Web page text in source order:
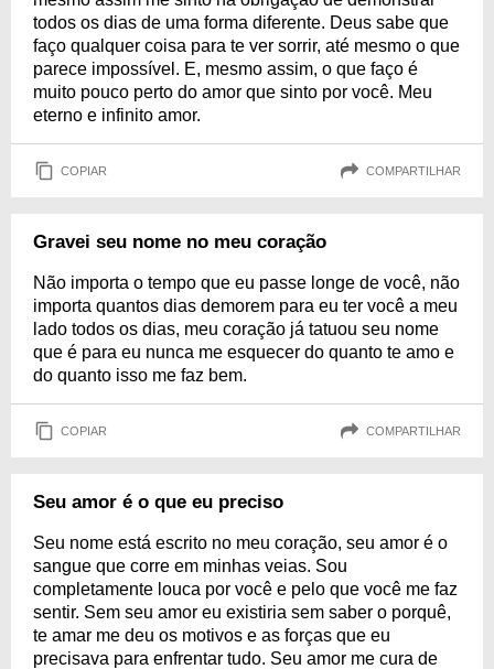
todos os dias de uma forma diferente. Deus sabe que
faço qualquer coisa para te ver sorrir, até mesmo o que
parece impossível. E, mesmo assim, o que faço é
muito pouco perto do amor que sinto por você. Meu
eterno e infinito amor.
COPIAR COMPARTILHAR
Gravei seu nome no meu coração
Não importa o tempo que eu passe longe de você, não
importa quantos dias demorem para eu ter você a meu
lado todos os dias, meu coração já tatuou seu nome
que é para eu nunca me esquecer do quanto te amo e
do quanto isso me faz bem.
COPIAR COMPARTILHAR
Seu amor é o que eu preciso
Seu nome está escrito no meu coração, seu amor é o
sangue que corre em minhas veias. Sou
completamente louca por você e pelo que você me faz
sentir. Sem seu amor eu existiria sem saber o porquê,
te amar me deu os motivos e as forças que eu
precisava para enfrentar tudo. Seu amor me cura de